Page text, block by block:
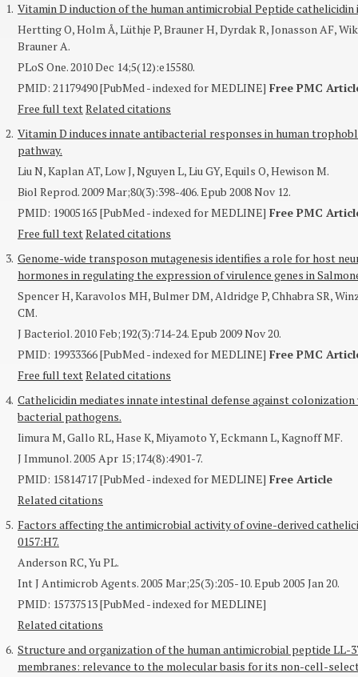
1. Vitamin D induction of the human antimicrobial Peptide cathelicidin
Hertting O, Holm Å, Lüthje P, Brauner H, Dyrdak R, Jonasson AF,
Brauner A.
PLoS One. 2010 Dec 14;5(12):e15580.
PMID: 21179490 [PubMed - indexed for MEDLINE] Free PMC
Free full textRelated citations
2. Vitamin D induces innate antibacterial responses in human
pathway.
Liu N, Kaplan AT, Low J, Nguyen L, Liu GY, Equils O, Hewison M.
Biol Reprod. 2009 Mar;80(3):398-406. Epub 2008 Nov 12.
PMID: 19005165 [PubMed - indexed for MEDLINE] Free PMC
Free full textRelated citations
3. Genome-wide transposon mutagenesis identifies a role for host
hormones in regulating the expression of virulence genes in
Spencer H, Karavolos MH, Bulmer DM, Aldridge P, Chhabra SR,
CM.
J Bacteriol. 2010 Feb;192(3):714-24. Epub 2009 Nov 20.
PMID: 19933366 [PubMed - indexed for MEDLINE] Free PMC
Free full textRelated citations
4. Cathelicidin mediates innate intestinal defense against
bacterial pathogens.
Iimura M, Gallo RL, Hase K, Miyamoto Y, Eckmann L, Kagnoff MF.
J Immunol. 2005 Apr 15;174(8):4901-7.
PMID: 15814717 [PubMed - indexed for MEDLINE] Free Article
Related citations
5. Factors affecting the antimicrobial activity of ovine-derived
0157:H7.
Anderson RC, Yu PL.
Int J Antimicrob Agents. 2005 Mar;25(3):205-10. Epub 2005 Jan 20.
PMID: 15737513 [PubMed - indexed for MEDLINE]
Related citations
6. Structure and organization of the human antimicrobial peptide LL-
membranes: relevance to the molecular basis for its non-cell-